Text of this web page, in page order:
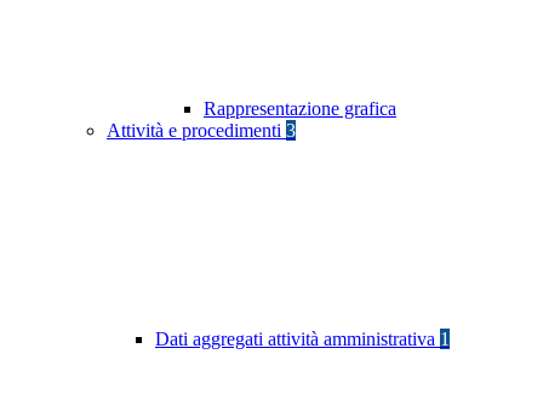
Rappresentazione grafica
Attività e procedimenti 3
Dati aggregati attività amministrativa 1